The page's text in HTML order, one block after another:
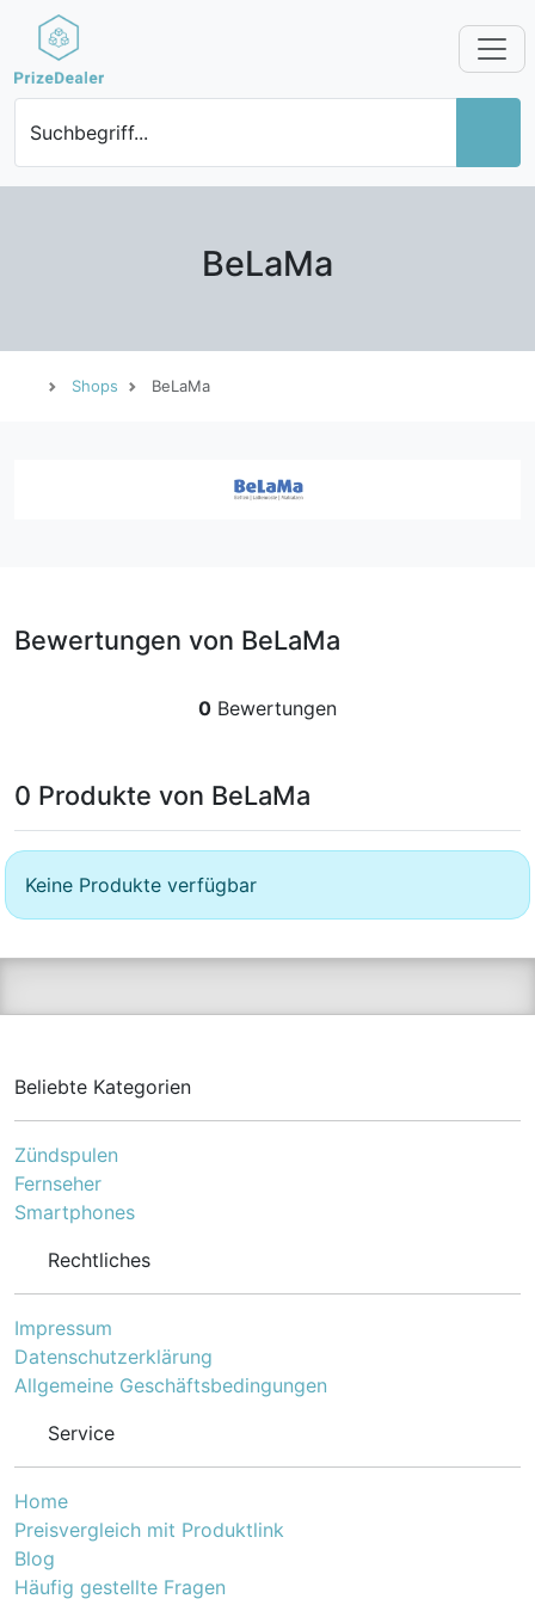
Suchbegriff...
BeLaMa
Shops BeLaMa
Bewertungen von BeLaMa
0 Bewertungen
0 Produkte von BeLaMa
Keine Produkte verfügbar
Beliebte Kategorien
Zündspulen
Fernseher
Smartphones
Rechtliches
Impressum
Datenschutzerklärung
Allgemeine Geschäftsbedingungen
Service
Home
Preisvergleich mit Produktlink
Blog
Häufig gestellte Fragen